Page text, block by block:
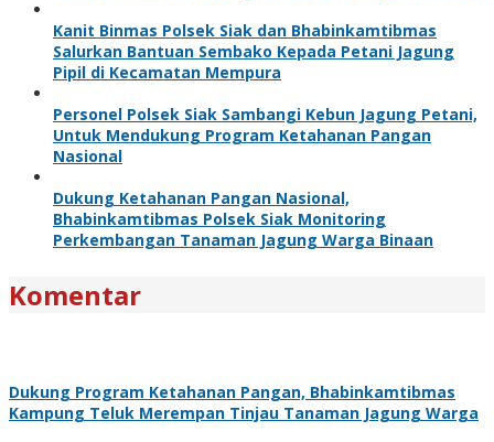
Kanit Binmas Polsek Siak dan Bhabinkamtibmas
Salurkan Bantuan Sembako Kepada Petani Jagung
Pipil di Kecamatan Mempura
Personel Polsek Siak Sambangi Kebun Jagung Petani,
Untuk Mendukung Program Ketahanan Pangan
Nasional
Dukung Ketahanan Pangan Nasional,
Bhabinkamtibmas Polsek Siak Monitoring
Perkembangan Tanaman Jagung Warga Binaan
Komentar
Dukung Program Ketahanan Pangan, Bhabinkamtibmas
Kampung Teluk Merempan Tinjau Tanaman Jagung Warga